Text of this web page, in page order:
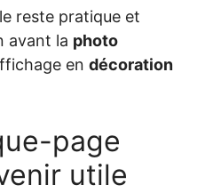
reste pratique et
avant la photo
en décoration
page
utile